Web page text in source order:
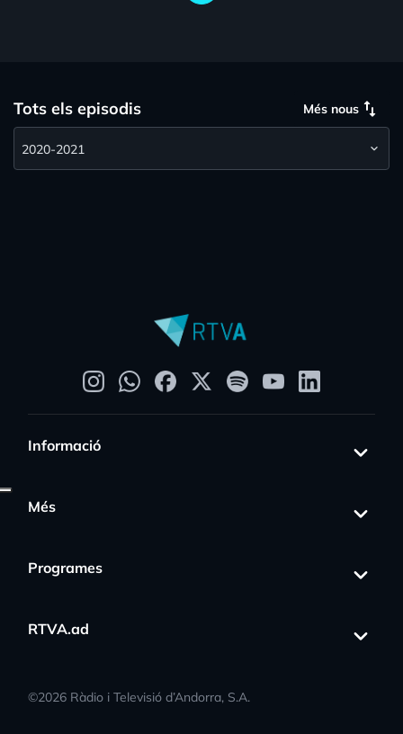
Tots els episodis Més nous swap_vert
Informació
Més
Programes
RTVA.ad
©2026 Ràdio i Televisió d’Andorra, S.A.